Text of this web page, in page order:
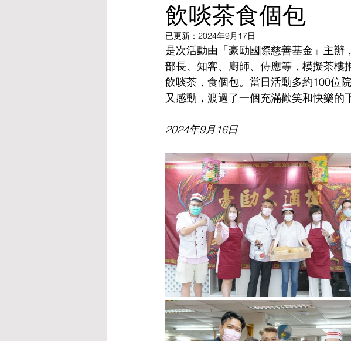
飲啖茶食個包
已更新： 2024年9月17日
是次活動由「豪劻國際慈善基金」主
部長、知客、廚師、侍應等，模擬茶樓
飲啖茶，食個包。當日活動多約100位
又感動，渡過了一個充滿歡笑和快樂的
2024年9月16日